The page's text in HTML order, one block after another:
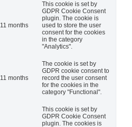
11 months
This cookie is set by
GDPR Cookie Consent
plugin. The cookie is
used to store the user
consent for the cookies
in the category
"Analytics".
11 months
The cookie is set by
GDPR cookie consent to
record the user consent
for the cookies in the
category "Functional".
This cookie is set by
GDPR Cookie Consent
plugin. The cookies is